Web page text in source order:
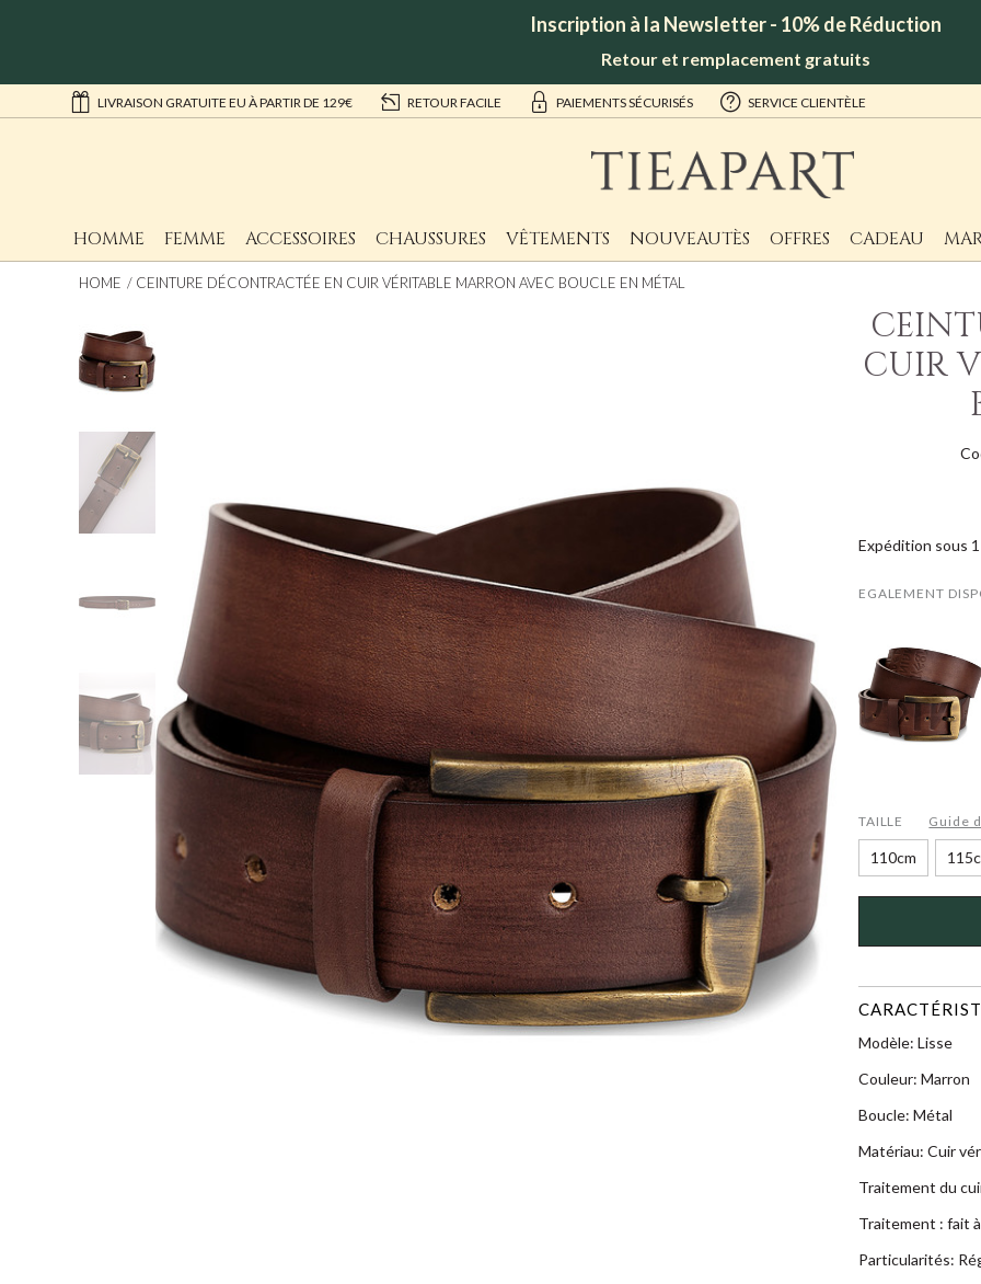
Inscription à la Newsletter - 10% de Réduction
Retour et remplacement gratuits
LIVRAISON GRATUITE EU À PARTIR DE 129€ RETOUR FACILE PAIEMENTS SÉCURISÉS SERVICE CLIENTÈLE
HOMME FEMME ACCESSOIRES CHAUSSURES VÊTEMENTS NOUVEAUTÈS OFFRES CADEAU
HOME CEINTURE DÉCONTRACTÉE EN CUIR VÉRITABLE MARRON AVEC BOUCLE EN MÉTAL
CUIR
Expédition sous
EGALEMENT
TAILLE Guide
110cm
Modèle: Lisse
Couleur: Marron
Boucle: Métal
Matériau: Cuir
Traitement du
Traitement : fait à
Particularités: